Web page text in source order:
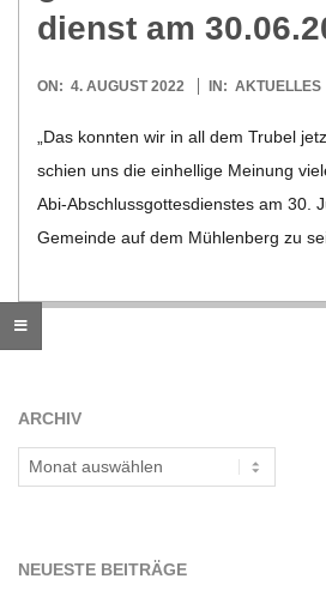
O
R
E
-
O
L
D
dienst am
2022-
04
ON: 4. AUGUST 2022 IN: AKTUELLES
„Das konn­ten wir in all dem Tru­bel
schien uns die ein­hel­lige Mei­nung
Abi-Abschlus­s­­go­t­­tes­­di­ens­­tes am 30.
Gemeinde auf dem Müh­len­berg zu
ARCHIV
Archiv
NEU­ESTE BEITRÄGE